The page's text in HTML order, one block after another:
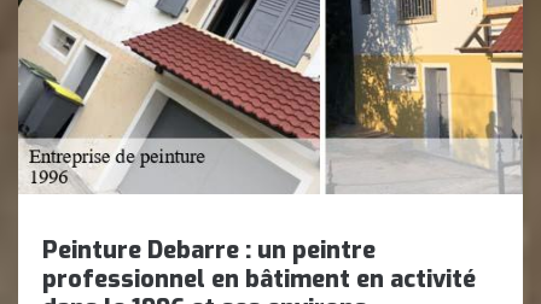
Peinture Debarre : un peintre
professionnel en bâtiment en activité